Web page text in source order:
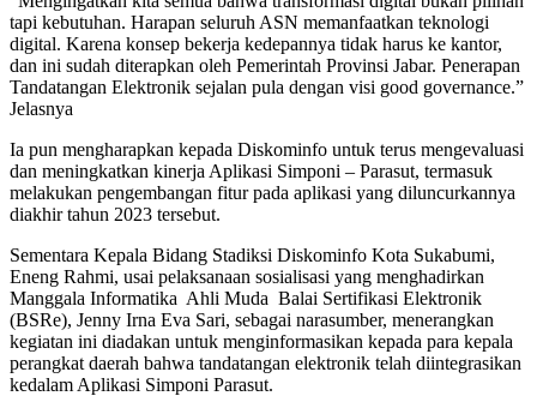
tapi kebutuhan. Harapan seluruh ASN memanfaatkan teknologi
digital. Karena konsep bekerja kedepannya tidak harus ke kantor,
dan ini sudah diterapkan oleh Pemerintah Provinsi Jabar. Penerapan
Tandatangan Elektronik sejalan pula dengan visi good governance.”
Jelasnya
Ia pun mengharapkan kepada Diskominfo untuk terus mengevaluasi
dan meningkatkan kinerja Aplikasi Simponi – Parasut, termasuk
melakukan pengembangan fitur pada aplikasi yang diluncurkannya
diakhir tahun 2023 tersebut.
Sementara Kepala Bidang Stadiksi Diskominfo Kota Sukabumi,
Eneng Rahmi, usai pelaksanaan sosialisasi yang menghadirkan
Manggala Informatika Ahli Muda Balai Sertifikasi Elektronik
(BSRe), Jenny Irna Eva Sari, sebagai narasumber, menerangkan
kegiatan ini diadakan untuk menginformasikan kepada para kepala
perangkat daerah bahwa tandatangan elektronik telah diintegrasikan
kedalam Aplikasi Simponi Parasut.